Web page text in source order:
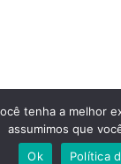
tenha a melhor
assumimos que
Ok
Política